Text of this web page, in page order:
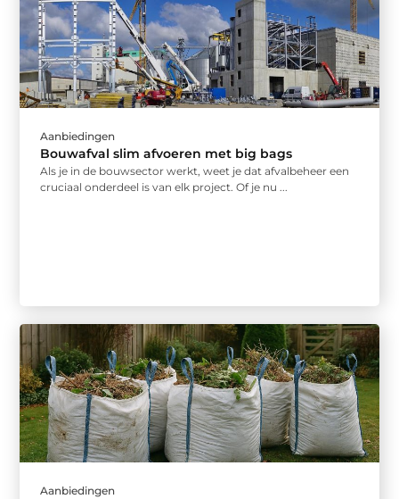
Aanbiedingen
Bouwafval slim afvoeren met big bags
Als je in de bouwsector werkt, weet je dat afvalbeheer een
cruciaal onderdeel is van elk project. Of je nu ...
Aanbiedingen